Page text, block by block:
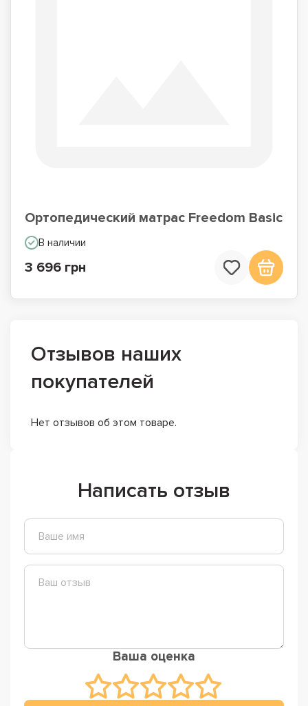
Ортопедический матрас Freedom Basic
В наличии
3 696 грн
Отзывов наших
покупателей
Нет отзывов об этом товаре.
Написать отзыв
Ваша оценка